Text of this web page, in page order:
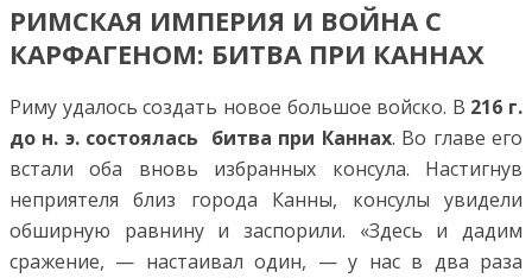
РИМСКАЯ ИМПЕРИЯ И ВОЙНА С
КАРФАГЕНОМ: БИТВА ПРИ КАННАХ
Риму удалось создать новое большое войско. В 216 г.
до н. э. состоялась битва при Каннах. Во главе его
встали оба вновь избранных консула. Настигнув
неприятеля близ города Канны, консулы увидели
обширную равнину и заспорили. «Здесь и дадим
сражение, — настаивал один, — у нас в два раза